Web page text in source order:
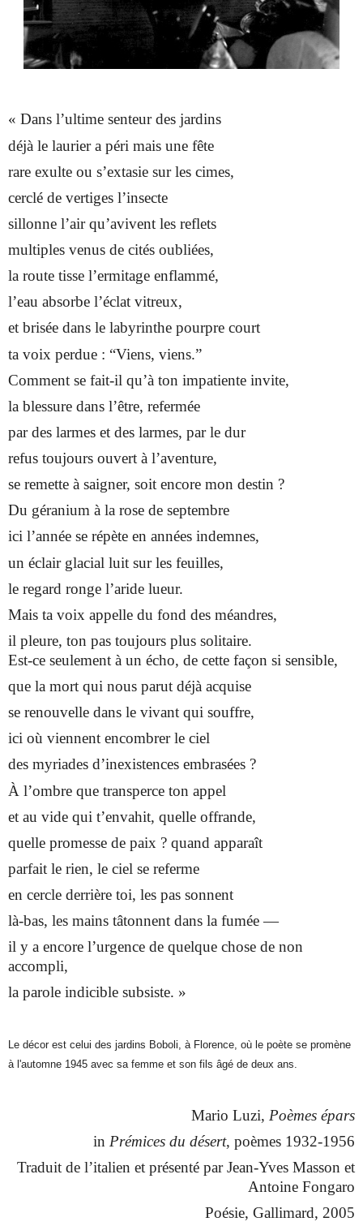
« Dans l’ultime senteur des jardins
déjà le laurier a péri mais une fête
rare exulte ou s’extasie sur les cimes,
cerclé de vertiges l’insecte
sillonne l’air qu’avivent les reflets
multiples venus de cités oubliées,
la route tisse l’ermitage enflammé,
l’eau absorbe l’éclat vitreux,
et brisée dans le labyrinthe pourpre court
ta voix perdue : “Viens, viens.”
Comment se fait-il qu’à ton impatiente invite,
la blessure dans l’être, refermée
par des larmes et des larmes, par le dur
refus toujours ouvert à l’aventure,
se remette à saigner, soit encore mon destin ?
Du géranium à la rose de septembre
ici l’année se répète en années indemnes,
un éclair glacial luit sur les feuilles,
le regard ronge l’aride lueur.
Mais ta voix appelle du fond des méandres,
il pleure, ton pas toujours plus solitaire.
Est-ce seulement à un écho, de cette façon si sensible,
que la mort qui nous parut déjà acquise
se renouvelle dans le vivant qui souffre,
ici où viennent encombrer le ciel
des myriades d’inexistences embrasées ?
À l’ombre que transperce ton appel
et au vide qui t’envahit, quelle offrande,
quelle promesse de paix ? quand apparaît
parfait le rien, le ciel se referme
en cercle derrière toi, les pas sonnent
là-bas, les mains tâtonnent dans la fumée ­—
il y a encore l’urgence de quelque chose de non
accompli,
la parole indicible subsiste. »
Le décor est celui des jardins Boboli, à Florence, où le poète se promène
à l'automne 1945 avec sa femme et son fils âgé de deux ans.
Mario Luzi, Poèmes épars
in Prémices du désert, poèmes 1932-1956
Traduit de l’italien et présenté par Jean-Yves Masson et
Antoine Fongaro
Poésie, Gallimard, 2005